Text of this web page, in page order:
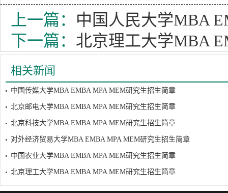
上一篇： 中国人民大学MBA
下一篇： 北京理工大学MBA
相关新闻
中国传媒大学MBA EMBA MPA MEM研究生招生简章
北京邮电大学MBA EMBA MPA MEM研究生招生简章
北京科技大学MBA EMBA MPA MEM研究生招生简章
对外经济贸易大学MBA EMBA MPA MEM研究生招生简章
中国农业大学MBA EMBA MPA MEM研究生招生简章
北京理工大学MBA EMBA MPA MEM研究生招生简章